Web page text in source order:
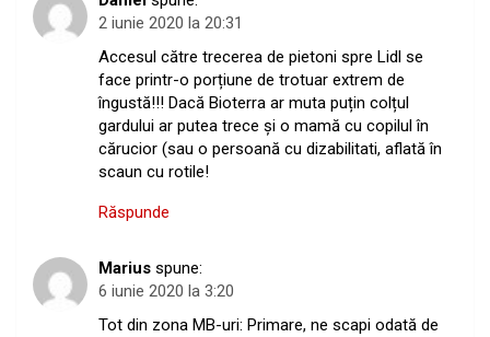
2 iunie 2020 la 20:31
Accesul către trecerea de pietoni spre Lidl se
face printr-o porțiune de trotuar extrem de
îngustă!!! Dacă Bioterra ar muta puțin colțul
gardului ar putea trece și o mamă cu copilul în
cărucior (sau o persoană cu dizabilitati, aflată în
scaun cu rotile!
Răspunde
Marius spune:
6 iunie 2020 la 3:20
Tot din zona MB-uri: Primare, ne scapi odată de